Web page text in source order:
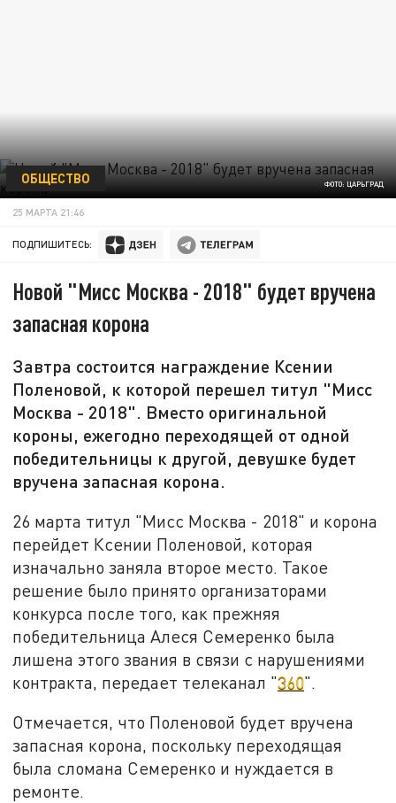
ФОТО: ЦАРЬГРАД
ОБЩЕСТВО
25 МАРТА 21:46
ПОДПИШИТЕСЬ:
Новой "Мисс Москва - 2018" будет вручена
запасная корона
Завтра состоится награждение Ксении
Поленовой, к которой перешел титул "Мисс
Москва - 2018". Вместо оригинальной
короны, ежегодно переходящей от одной
победительницы к другой, девушке будет
вручена запасная корона.
26 марта титул "Мисс Москва - 2018" и корона
перейдет Ксении Поленовой, которая
изначально заняла второе место. Такое
решение было принято организаторами
конкурса после того, как прежняя
победительница Алеся Семеренко была
лишена этого звания в связи с нарушениями
контракта, передает телеканал "360".
Отмечается, что Поленовой будет вручена
запасная корона, поскольку переходящая
была сломана Семеренко и нуждается в
ремонте.